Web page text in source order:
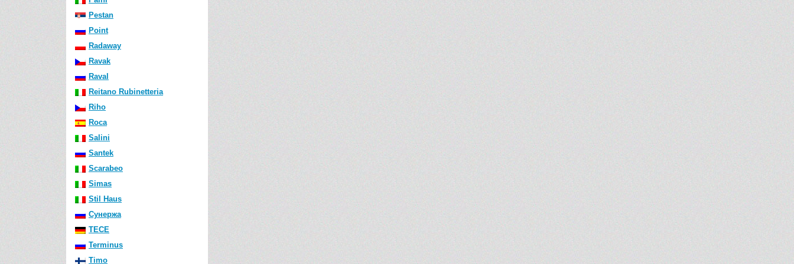
Pestan
Point
Radaway
Ravak
Raval
Reitano Rubinetteria
Riho
Roca
Salini
Santek
Scarabeo
Simas
Stil Haus
Сунержа
TECE
Terminus
Timo